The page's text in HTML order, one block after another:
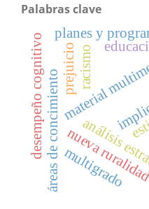
Palabras clave
material
análisis
planes y
áreas de concimiento
desempeño cognitivo racismo
prejuicio
nueva
multigrado